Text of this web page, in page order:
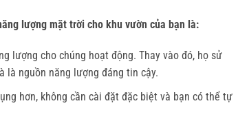
lượng mặt trời cho khu vườn của bạn là:
lượng cho chúng hoạt động. Thay vào đó, họ sử
nguồn năng lượng đáng tin cậy.
hơn, không cần cài đặt đặc biệt và bạn có thể tự